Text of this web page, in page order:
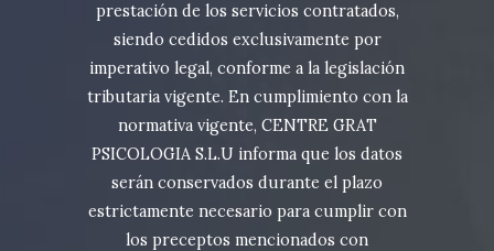
prestación de los servicios contratados,
siendo cedidos exclusivamente por
imperativo legal, conforme a la legislación
tributaria vigente. En cumplimiento con la
normativa vigente, CENTRE GRAT
PSICOLOGIA S.L.U informa que los datos
serán conservados durante el plazo
estrictamente necesario para cumplir con
los preceptos mencionados con